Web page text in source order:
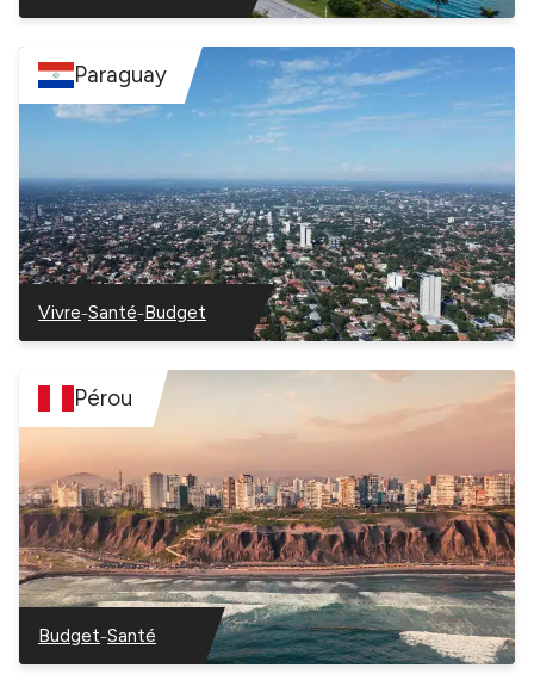
PanamaPanamaPanama
Paraguay
Vivre
–
Paraguay
–Santé
–
Paraguay
–Budget
–
Paraguay
Pérou
Budget
–
Pérou
–Santé
–
Pérou